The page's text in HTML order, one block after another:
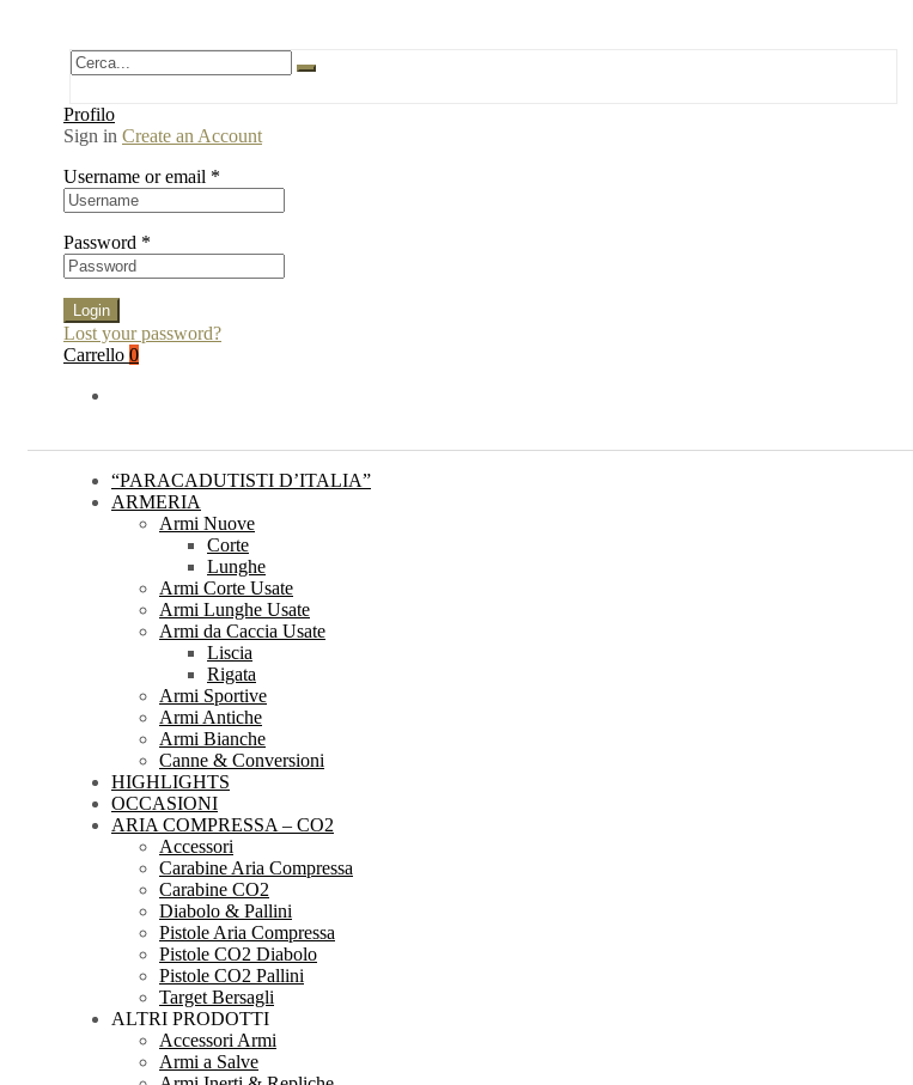
Profilo
Sign in Create an Account
Username or email *
Password *
Login
Lost your password?
Carrello 0
“PARACADUTISTI D’ITALIA”
ARMERIA
Armi Nuove
Corte
Lunghe
Armi Corte Usate
Armi Lunghe Usate
Armi da Caccia Usate
Liscia
Rigata
Armi Sportive
Armi Antiche
Armi Bianche
Canne & Conversioni
HIGHLIGHTS
OCCASIONI
ARIA COMPRESSA – CO2
Accessori
Carabine Aria Compressa
Carabine CO2
Diabolo & Pallini
Pistole Aria Compressa
Pistole CO2 Diabolo
Pistole CO2 Pallini
Target Bersagli
ALTRI PRODOTTI
Accessori Armi
Armi a Salve